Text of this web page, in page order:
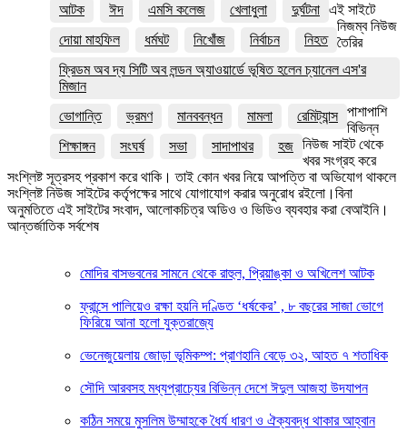
আটক ঈদ এমসি কলেজ খেলাধুলা
দুর্ঘটনা
দোয়া মাহফিল
ধর্মঘট নিখোঁজ নির্বাচন
নিহত
ফ্রিডম অব দ্য সিটি অব লন্ডন অ্যাওয়ার্ডে ভূষিত হলেন চ্যানেল এস'র
মিজান
ভোগান্তি
ভ্রমণ মানববন্ধন মামলা
রেমিট্যান্স
শিক্ষাঙ্গন
সংঘর্ষ সভা সাদাপাথর হজ
এই সাইটে
নিজম্ব নিউজ
তৈরির
পাশাপাশি
বিভিন্ন
নিউজ সাইট থেকে
খবর সংগ্রহ করে
সংশ্লিষ্ট সূত্রসহ প্রকাশ করে থাকি। তাই কোন খবর নিয়ে আপত্তি বা অভিযোগ থাকলে
সংশ্লিষ্ট নিউজ সাইটের কর্তৃপক্ষের সাথে যোগাযোগ করার অনুরোধ রইলো।বিনা
অনুমতিতে এই সাইটের সংবাদ, আলোকচিত্র অডিও ও ভিডিও ব্যবহার করা বেআইনি।
আন্তর্জাতিক সর্বশেষ
মোদির বাসভবনের সামনে থেকে রাহুল, প্রিয়াঙ্কা ও অখিলেশ আটক
ফ্রান্সে পালিয়েও রক্ষা হয়নি দণ্ডিত ‘ধর্ষকের’ , ৮ বছরের সাজা ভোগে
ফিরিয়ে আনা হলো যুক্তরাজ্যে
ভেনেজুয়েলায় জোড়া ভূমিকম্প: প্রাণহানি বেড়ে ৩২, আহত ৭ শতাধিক
সৌদি আরবসহ মধ্যপ্রাচ্যের বিভিন্ন দেশে ঈদুল আজহা উদযাপন
কঠিন সময়ে মুসলিম উম্মাহকে ধৈর্য ধারণ ও ঐক্যবদ্ধ থাকার আহ্বান